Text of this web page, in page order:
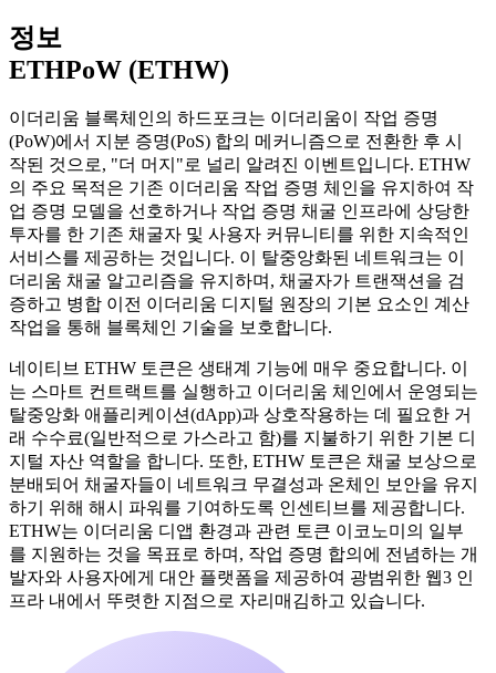
정보
ETHPoW (ETHW)
이더리움 블록체인의 하드포크는 이더리움이 작업 증명
(PoW)에서 지분 증명(PoS) 합의 메커니즘으로 전환한 후 시
작된 것으로, "더 머지"로 널리 알려진 이벤트입니다. ETHW
의 주요 목적은 기존 이더리움 작업 증명 체인을 유지하여 작
업 증명 모델을 선호하거나 작업 증명 채굴 인프라에 상당한
투자를 한 기존 채굴자 및 사용자 커뮤니티를 위한 지속적인
서비스를 제공하는 것입니다. 이 탈중앙화된 네트워크는 이
더리움 채굴 알고리즘을 유지하며, 채굴자가 트랜잭션을 검
증하고 병합 이전 이더리움 디지털 원장의 기본 요소인 계산
작업을 통해 블록체인 기술을 보호합니다.
네이티브 ETHW 토큰은 생태계 기능에 매우 중요합니다. 이
는 스마트 컨트랙트를 실행하고 이더리움 체인에서 운영되는
탈중앙화 애플리케이션(dApp)과 상호작용하는 데 필요한 거
래 수수료(일반적으로 가스라고 함)를 지불하기 위한 기본 디
지털 자산 역할을 합니다. 또한, ETHW 토큰은 채굴 보상으로
분배되어 채굴자들이 네트워크 무결성과 온체인 보안을 유지
하기 위해 해시 파워를 기여하도록 인센티브를 제공합니다.
ETHW는 이더리움 디앱 환경과 관련 토큰 이코노미의 일부
를 지원하는 것을 목표로 하며, 작업 증명 합의에 전념하는 개
발자와 사용자에게 대안 플랫폼을 제공하여 광범위한 웹3 인
프라 내에서 뚜렷한 지점으로 자리매김하고 있습니다.